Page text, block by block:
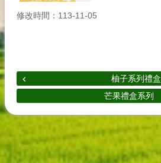
頁
覽
修改時間：113-11-05
柚子系列禮盒
芒果禮盒系列